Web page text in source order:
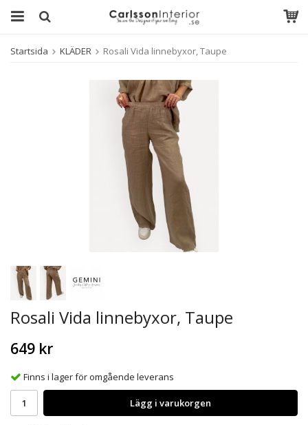
Startsida KLÄDER Rosali Vida linnebyxor, Taupe
Rosali Vida linnebyxor, Taupe
649 kr
Finns i lager för omgående leverans
Lägg i varukorgen